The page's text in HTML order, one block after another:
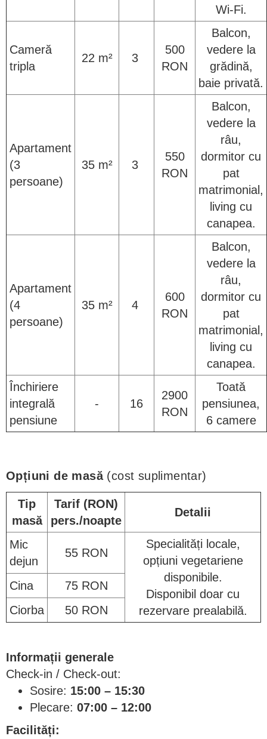
Wi-Fi.
Cameră
tripla
22 m² 3
500
RON
Balcon,
vedere la
grădină,
baie privată.
Apartament
(3
persoane)
35 m² 3
550
RON
Balcon,
vedere la
râu,
dormitor cu
pat
matrimonial,
living cu
canapea.
Apartament
(4
persoane)
35 m² 4
600
RON
Balcon,
vedere la
râu,
dormitor cu
pat
matrimonial,
living cu
canapea.
Închiriere
integrală
pensiune
- 16
2900
RON
Toată
pensiunea,
6 camere
Opțiuni de masă(cost suplimentar)
Tip
masă
Tarif (RON)
pers./noapte
Detalii
Mic
dejun
55 RON
Specialități locale,
opțiuni vegetariene
disponibile.
Disponibil doar cu
rezervare prealabilă.
Cina
75 RON
Ciorba
50 RON
Informații generale
Check-in / Check-out:
Sosire: 15:00 – 15:30
Plecare: 07:00 – 12:00
Facilități: